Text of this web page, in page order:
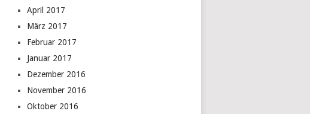
April 2017
März 2017
Februar 2017
Januar 2017
Dezember 2016
November 2016
Oktober 2016